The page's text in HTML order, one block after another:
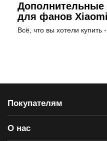
Дополнительные
для фанов Xiaomi
Всё, что вы хотели купить
Покупателям
О нас